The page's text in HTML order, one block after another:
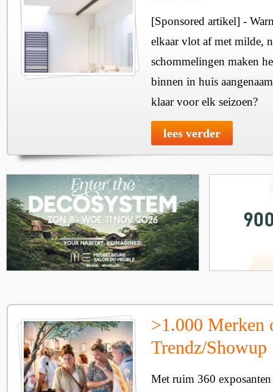
[Sponsored artikel] -
elkaar vlot af met milde,
schommelingen maken
binnen in huis
klaar voor elk seizoen?
lees verder
>1.000 Merken
Trendz/Showup
Met ruim 360